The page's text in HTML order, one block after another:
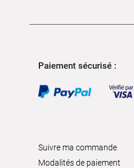
Paiement sécurisé :
Suivre ma commande
Modalités de paiement